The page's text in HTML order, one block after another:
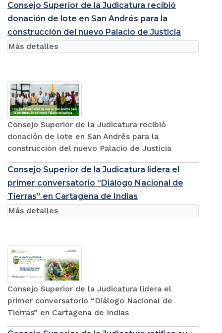
Consejo Superior de la Judicatura recibió
donación de lote en San Andrés para la
construcción del nuevo Palacio de Justicia
Consejo Superior de la Judicatura recibió
donación de lote en San Andrés para la
construcción del nuevo Palacio de Justicia
Más detalles
Consejo Superior de la Judicatura lidera el
primer conversatorio “Diálogo Nacional de
Tierras” en Cartagena de Indias
Consejo Superior de la Judicatura lidera el
primer conversatorio “Diálogo Nacional de
Tierras” en Cartagena de Indias
Más detalles